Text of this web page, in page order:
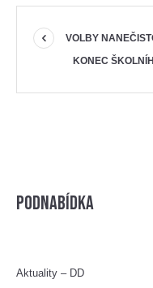
VOLBY
KONEC
Podnabídka
Aktuality – DD